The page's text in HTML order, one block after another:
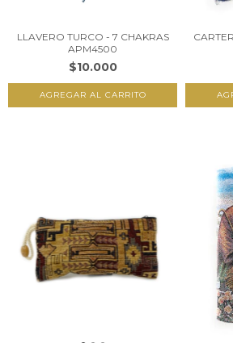
LLAVERO TURCO - 7 CHAKRAS
APM4500
$10.000